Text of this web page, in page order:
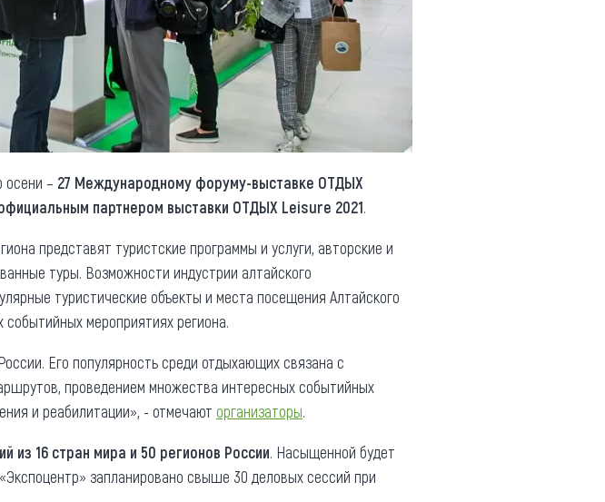
осени – 27 Международному форуму-выставке ОТДЫХ
партнером выставки ОТДЫХ Leisure 2021.
представят туристские программы и услуги, авторские и
туры. Возможности индустрии алтайского
туристические объекты и места посещения Алтайского
мероприятиях региона.
Его популярность среди отдыхающих связана с
проведением множества интересных событийных
и реабилитации», - отмечают организаторы.
из 16 стран мира и 50 регионов России. Насыщенной будет
запланировано свыше 30 деловых сессий при